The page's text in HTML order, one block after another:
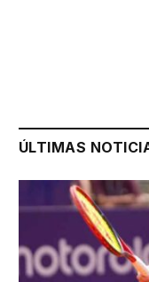
ÚLTIMAS